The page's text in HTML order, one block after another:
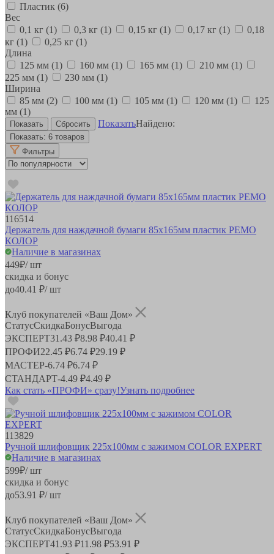
Пластик (6)
Вес
0,1 кг (1) 0,3 кг (1) 0,15 кг (1) 0,17 кг (1)
0,18
кг (1) 0,25 кг (1)
Длина
125 мм (1) 160 мм (1) 165 мм (1) 210 мм (1)
225 мм (1) 230 мм (1)
Ширина
85 мм (2) 100 мм (1) 105 мм (1) 120 мм (1)
125
мм (1)
ПоказатьНайдено:
Показать: 6 товаров
Фильтры
116514
Держатель для наждачной бумаги 85х165мм пластик РЕМО
КОЛОР
Наличие в магазинах
449₽/ шт
скидка и бонус
до40.41 ₽/ шт
Клуб покупателей «Ваш Дом»
СтатусСкидкаБонусВыгода
ЭКСПЕРТ31.43 ₽8.98 ₽40.41 ₽
ПРОФИ22.45 ₽6.74 ₽29.19 ₽
МАСТЕР-6.74 ₽6.74 ₽
СТАНДАРТ-4.49 ₽4.49 ₽
Как стать «ПРОФИ» сразу!Узнать подробнее
113829
Ручной шлифовщик 225х100мм с зажимом COLOR EXPERT
Наличие в магазинах
599₽/ шт
скидка и бонус
до53.91 ₽/ шт
Клуб покупателей «Ваш Дом»
СтатусСкидкаБонусВыгода
ЭКСПЕРТ41.93 ₽11.98 ₽53.91 ₽